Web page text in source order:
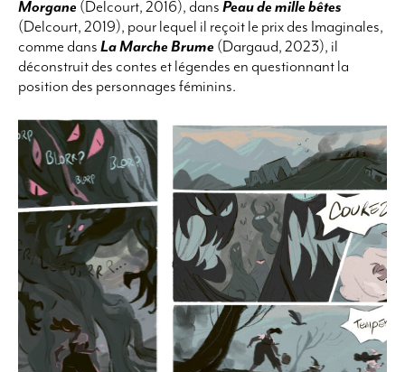
Morgane (Delcourt, 2016), dans Peau de mille bêtes
(Delcourt, 2019), pour lequel il reçoit le prix des Imaginales,
comme dans La Marche Brume (Dargaud, 2023), il
déconstruit des contes et légendes en questionnant la
position des personnages féminins.